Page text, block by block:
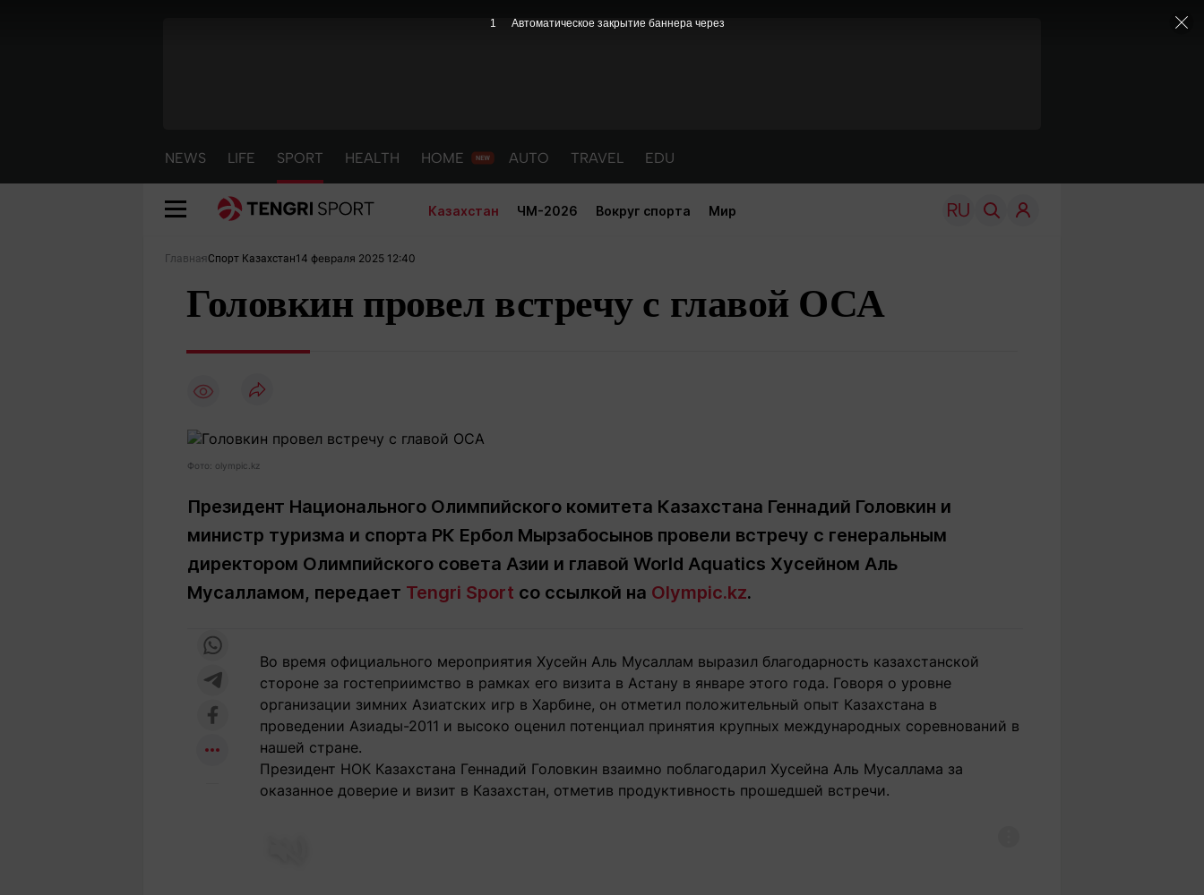
NEWS LIFE SPORT HEALTH HOME AUTO TRAVEL EDU
Казахстан ЧМ-2026 Вокруг спорта Мир
Новости
Погода
Спецпроекты
Полезно
Рецепты
Тренды
Заилийского
Редакция
+7 (777) 001 44 99
Реклама
+7 (700) 3 888 188
Мы в социальных сетях
Главная Спорт Казахстан14 февраля 2025 12:40
Головкин провел встречу с главой ОСА
Фото: olympic.kz
Президент Национального Олимпийского комитета Казахстана Геннадий Головкин и
министр туризма и спорта РК Ербол Мырзабосынов провели встречу с генеральным
директором Олимпийского совета Азии и главой World Aquatics Хусейном Аль
Мусалламом, передает Tengri Sport со ссылкой на Olympic.kz.
Во время официального мероприятия Хусейн Аль Мусаллам выразил благодарность казахстанской
стороне за гостеприимство в рамках его визита в Астану в январе этого года. Говоря о уровне
организации зимних Азиатских игр в Харбине, он отметил положительный опыт Казахстана в
проведении Азиады-2011 и высоко оценил потенциал принятия крупных международных соревнований в
нашей стране.
Президент НОК Казахстана Геннадий Головкин взаимно поблагодарил Хусейна Аль Мусаллама за
оказанное доверие и визит в Казахстан, отметив продуктивность прошедшей встречи.
1 Автоматическое закрытие баннера через